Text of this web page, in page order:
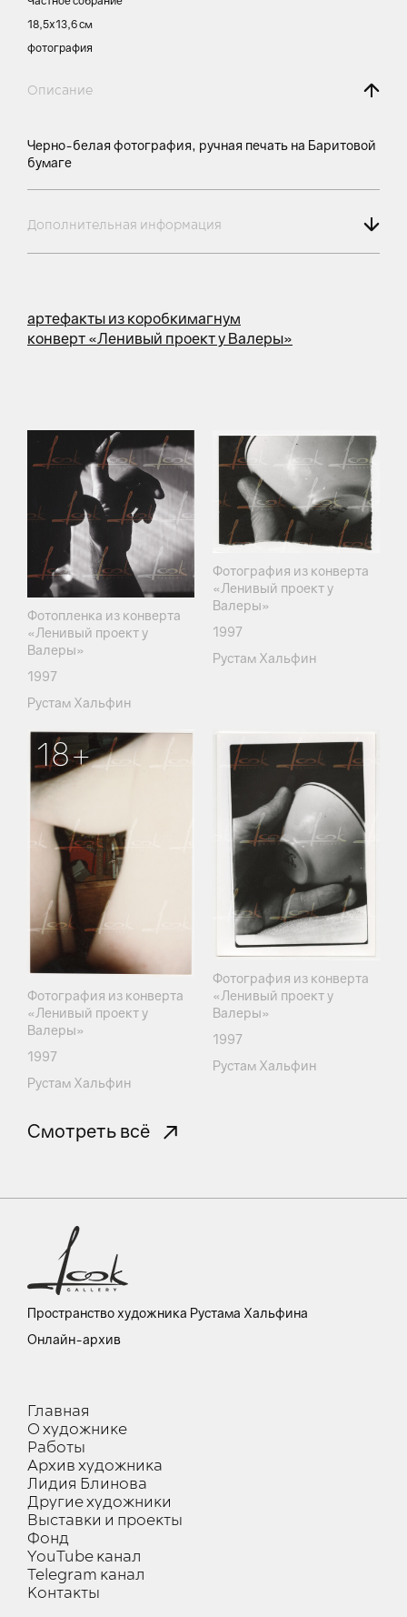
18,5х13,6 см
фотография
Описание
Черно-белая фотография, ручная печать на Баритовой
бумаге
Дополнительная информация
артефакты из коробкимагнум
конверт «Ленивый проект у Валеры»
Фотопленка из конверта
«Ленивый проект у
Валеры»
1997
Рустам Хальфин
Фотография из конверта
«Ленивый проект у
Валеры»
1997
Рустам Хальфин
18+
Фотография из конверта
«Ленивый проект у
Валеры»
1997
Рустам Хальфин
Фотография из конверта
«Ленивый проект у
Валеры»
1997
Рустам Хальфин
Смотреть всё
Пространство художника Рустама Хальфина
Онлайн-архив
Главная
О художнике
Работы
Архив художника
Лидия Блинова
Другие художники
Выставки и проекты
Фонд
YouTube канал
Telegram канал
Контакты